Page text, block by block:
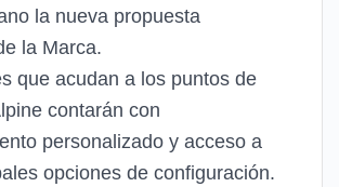
la nueva propuesta
la Marca.
que acudan a los puntos de
contarán con
personalizado y acceso a
opciones de configuración.